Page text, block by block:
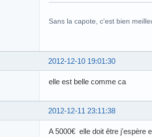
Sans la capote, c'est bien
2012-12-10 19:01:30
elle est belle comme ca
2012-12-11 23:11:38
A 5000€ elle doit être j'espère